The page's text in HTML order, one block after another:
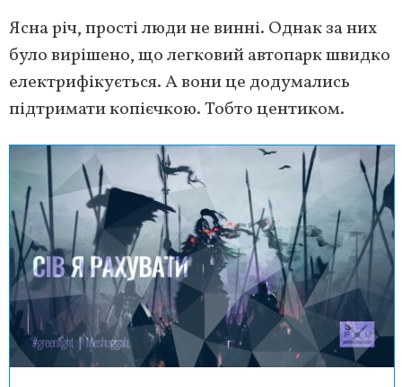
Ясна річ, прості люди не винні. Однак за них
було вирішено, що легковий автопарк швидко
електрифікується. А вони це додумались
підтримати копієчкою. Тобто центиком.